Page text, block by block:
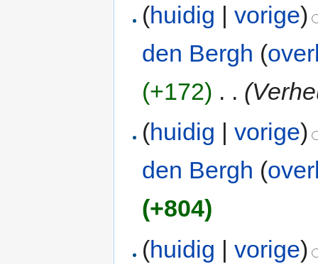
(huidig |vorige)
den Bergh (
(+172) . .
(huidig |vorige)
den Bergh (
(+804)
(huidig |vorige)